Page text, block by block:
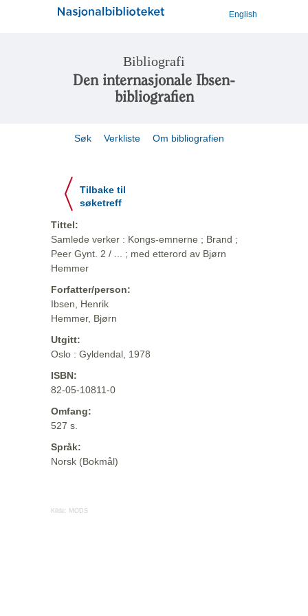
English
Bibliografi
Den internasjonale Ibsen-
bibliografien
Søk Verkliste Om bibliografien
Tilbake til
søketreff
Tittel:
Samlede verker : Kongs-emnerne ; Brand ;
Peer Gynt. 2 / ... ; med etterord av Bjørn
Hemmer
Forfatter/person:
Ibsen, Henrik
Hemmer, Bjørn
Utgitt:
Oslo : Gyldendal, 1978
ISBN:
82-05-10811-0
Omfang:
527 s.
Språk:
Norsk (Bokmål)
Kilde: MODS